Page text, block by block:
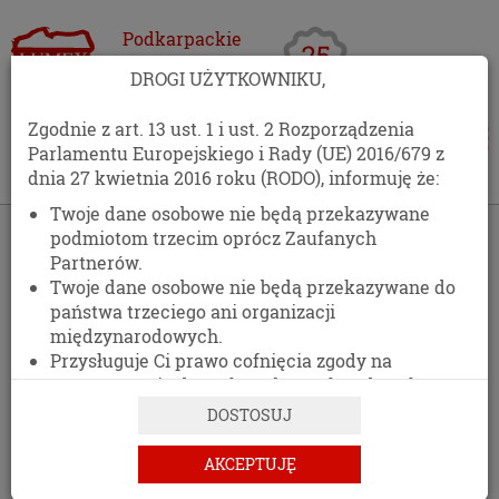
Podkarpackie
Centrum
Opakowań
DROGI UŻYTKOWNIKU,
Zgodnie z art. 13 ust. 1 i ust. 2 Rozporządzenia
Parlamentu Europejskiego i Rady (UE) 2016/679 z
dnia 27 kwietnia 2016 roku (RODO), informuję że:
Twoje dane osobowe nie będą przekazywane
podmiotom trzecim oprócz Zaufanych
Partnerów.
Twoje dane osobowe nie będą przekazywane do
państwa trzeciego ani organizacji
międzynarodowych.
Przysługuje Ci prawo cofnięcia zgody na
przetwarzanie danych osobowych w dowolnym
momencie, bez wpływu na zgodność z prawem
zgody przed jej cofnięciem.
Posiadasz prawo dostępu do treści swoich
DOSTOSUJ
AKCEPTUJĘ